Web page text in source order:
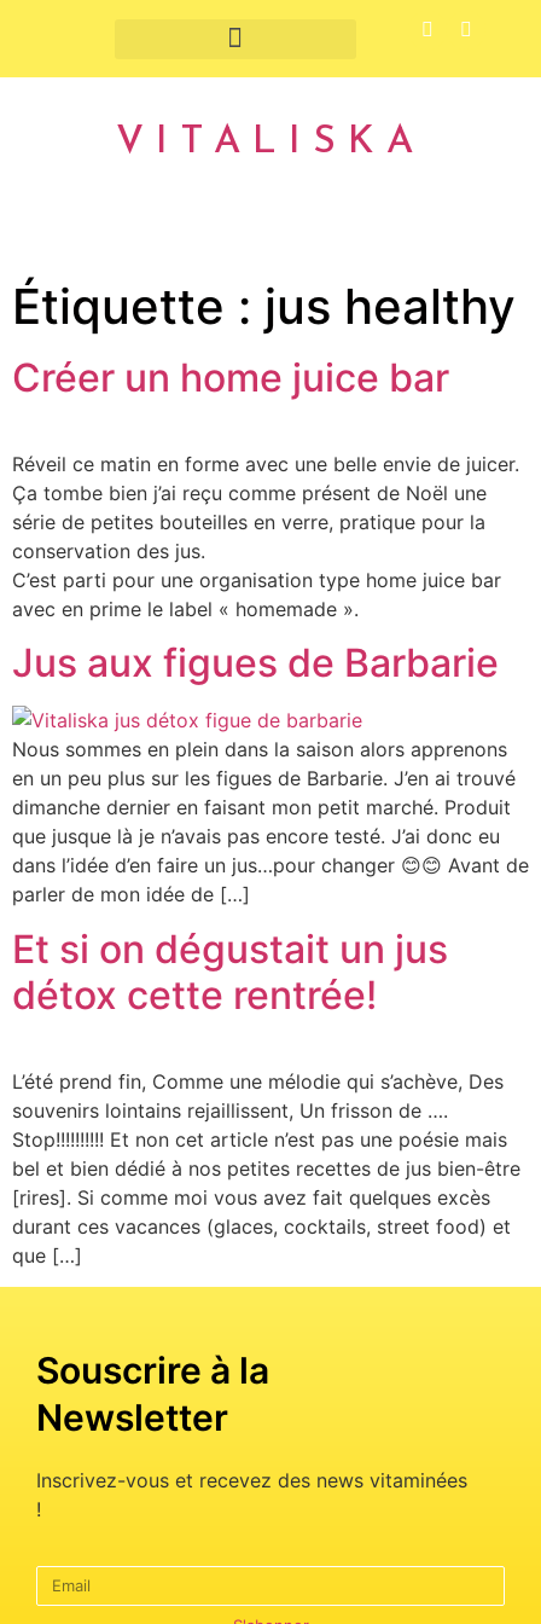
VITALISKA
Étiquette : jus healthy
Créer un home juice bar
Réveil ce matin en forme avec une belle envie de juicer.
Ça tombe bien j’ai reçu comme présent de Noël une
série de petites bouteilles en verre, pratique pour la
conservation des jus.
C’est parti pour une organisation type home juice bar
avec en prime le label « homemade ».
Jus aux figues de Barbarie
Nous sommes en plein dans la saison alors apprenons
en un peu plus sur les figues de Barbarie. J’en ai trouvé
dimanche dernier en faisant mon petit marché. Produit
que jusque là je n’avais pas encore testé. J’ai donc eu
dans l’idée d’en faire un jus…pour changer 😊😊 Avant de
parler de mon idée de […]
Et si on dégustait un jus
détox cette rentrée!
L’été prend fin, Comme une mélodie qui s’achève, Des
souvenirs lointains rejaillissent, Un frisson de ….
Stop!!!!!!!!!! Et non cet article n’est pas une poésie mais
bel et bien dédié à nos petites recettes de jus bien-être
[rires]. Si comme moi vous avez fait quelques excès
durant ces vacances (glaces, cocktails, street food) et
que […]
Souscrire à la
Newsletter
Inscrivez-vous et recevez des news vitaminées
!